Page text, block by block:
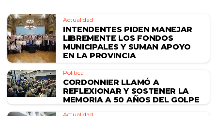
Actualidad
INTENDENTES PIDEN MANEJAR
LIBREMENTE LOS FONDOS
MUNICIPALES Y SUMAN APOYO
EN LA PROVINCIA
Politica
CORDONNIER LLAMÓ A
REFLEXIONAR Y SOSTENER LA
MEMORIA A 50 AÑOS DEL GOLPE
Actualidad